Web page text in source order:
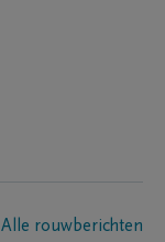
Alle rouwberichten